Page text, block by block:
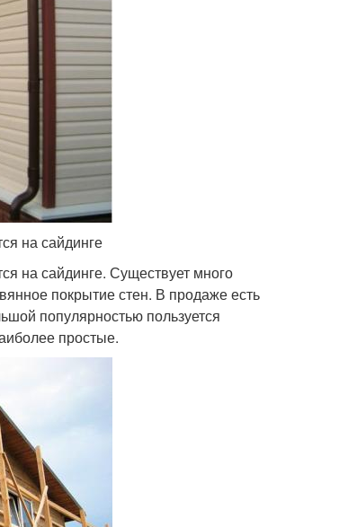
на сайдинге
на сайдинге. Существует много
покрытие стен. В продаже есть
популярностью пользуется
простые.